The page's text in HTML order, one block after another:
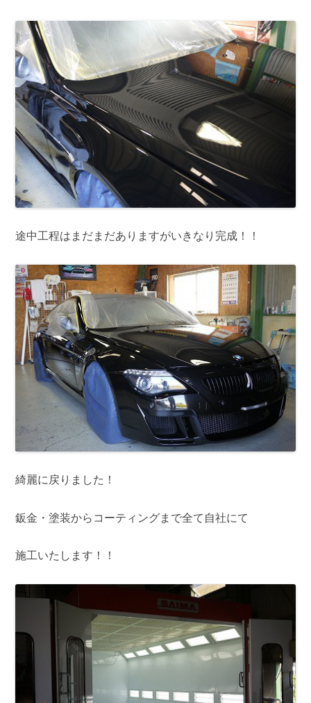
途中工程はまだまだありますがいきなり完成！！
綺麗に戻りました！
鈑金・塗装からコーティングまで全て自社にて
施工いたします！！